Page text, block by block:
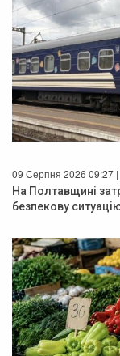
09 Серпня 2026 09:27 |
На Полтавщині
безпекову